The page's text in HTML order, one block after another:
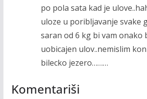
po pola sata kad je
uloze u poribljavanje svake
saran od 6 kg bi vam onako
uobicajen ulov..nemislim
bilecko jezero………
Komentariši